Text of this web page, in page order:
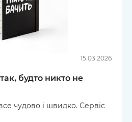
15.03.2026
будто никто не
чудово і швидко. Сервіс